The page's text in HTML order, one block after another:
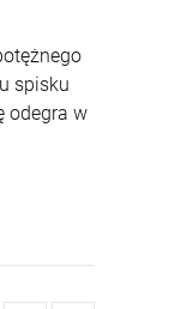
spisku
odegra w